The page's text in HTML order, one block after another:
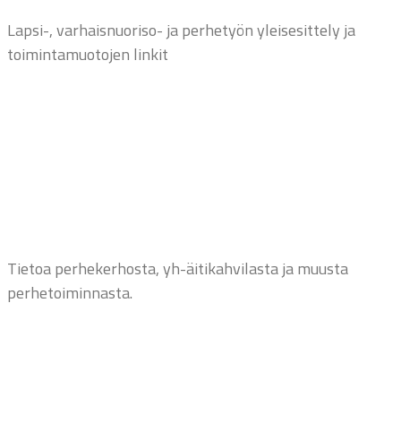
Lapsi-, varhaisnuoriso- ja perhetyön yleisesittely ja
toimintamuotojen linkit
Tietoa perhekerhosta, yh-äitikahvilasta ja muusta
perhetoiminnasta.